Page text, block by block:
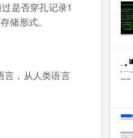
是否穿孔记录1
储形式。
言，从人类语言